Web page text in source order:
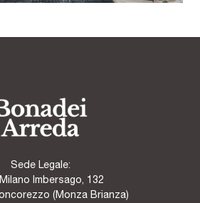
Sede Legale:
Milano Imbersago, 132
(Monza Brianza)